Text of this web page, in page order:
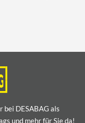
bei DESABAG als
und mehr für Sie da!